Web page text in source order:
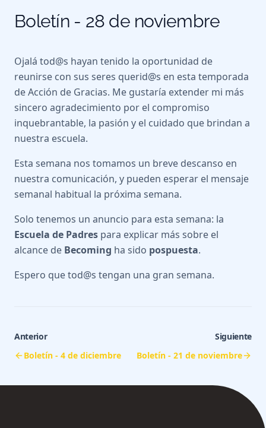
Boletín - 28 de noviembre
Ojalá tod@s hayan tenido la oportunidad de
reunirse con sus seres querid@s en esta temporada
de Acción de Gracias. Me gustaría extender mi más
sincero agradecimiento por el compromiso
inquebrantable, la pasión y el cuidado que brindan a
nuestra escuela.
Esta semana nos tomamos un breve descanso en
nuestra comunicación, y pueden esperar el mensaje
semanal habitual la próxima semana.
Solo tenemos un anuncio para esta semana: la
Escuela de Padres para explicar más sobre el
alcance de Becoming ha sido pospuesta.
Espero que tod@s tengan una gran semana.
Anterior
Boletín - 4 de diciembre
Siguiente
Boletín - 21 de noviembre